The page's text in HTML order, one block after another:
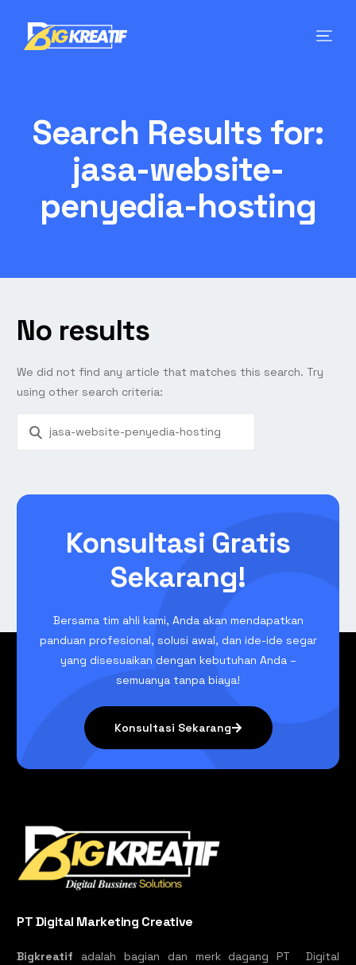
Search Results for:
jasa-website-
penyedia-hosting
No results
We did not find any article that matches this search. Try
using other search criteria:
Konsultasi Gratis
Sekarang!
Bersama tim ahli kami, Anda akan mendapatkan
panduan profesional, solusi awal, dan ide-ide segar
yang disesuaikan dengan kebutuhan Anda –
semuanya tanpa biaya!
Konsultasi Sekarang
PT Digital Marketing Creative
Bigkreatif adalah bagian dan merk dagang PT Digital